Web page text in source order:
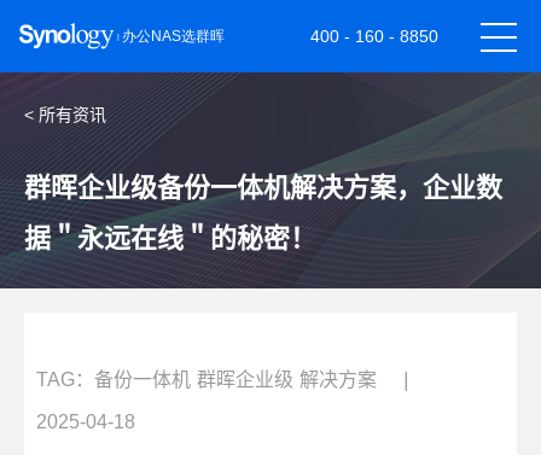
400 - 160 - 8850
< 所有资讯
群晖企业级备份一体机解决方案，企业数
据＂永远在线＂的秘密！
TAG： 备份一体机 群晖企业级 解决方案
2025-04-18